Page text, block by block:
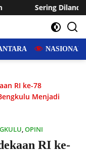
Desa
NASIONAL
RI ke-78
Menjadi
,OPINI
RI ke-